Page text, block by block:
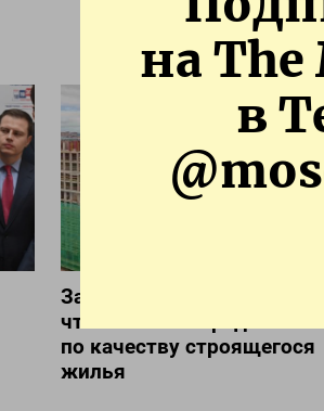
на The
в
Замглавы Минстроя
что Россия опередила
по качеству строящегося
жилья